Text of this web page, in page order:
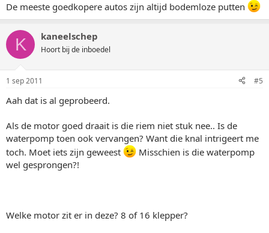
De meeste goedkopere autos zijn altijd bodemloze putten
K kaneelschep
Hoort bij de inboedel
1 sep 2011 #5
Aah dat is al geprobeerd.
Als de motor goed draait is die riem niet stuk nee.. Is de
waterpomp toen ook vervangen? Want die knal intrigeert me
toch. Moet iets zijn geweest
Misschien is die waterpomp
wel gesprongen?!
Welke motor zit er in deze? 8 of 16 klepper?